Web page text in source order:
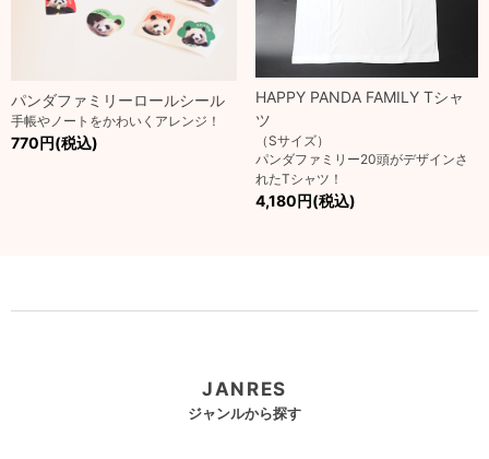
パンダファミリーロールシール
手帳やノートをかわいくアレンジ！
770円(税込)
HAPPY PANDA FAMILY Tシャ
ツ
（Sサイズ）
パンダファミリー20頭がデザインさ
れたTシャツ！
4,180円(税込)
JANRES
ジャンルから探す